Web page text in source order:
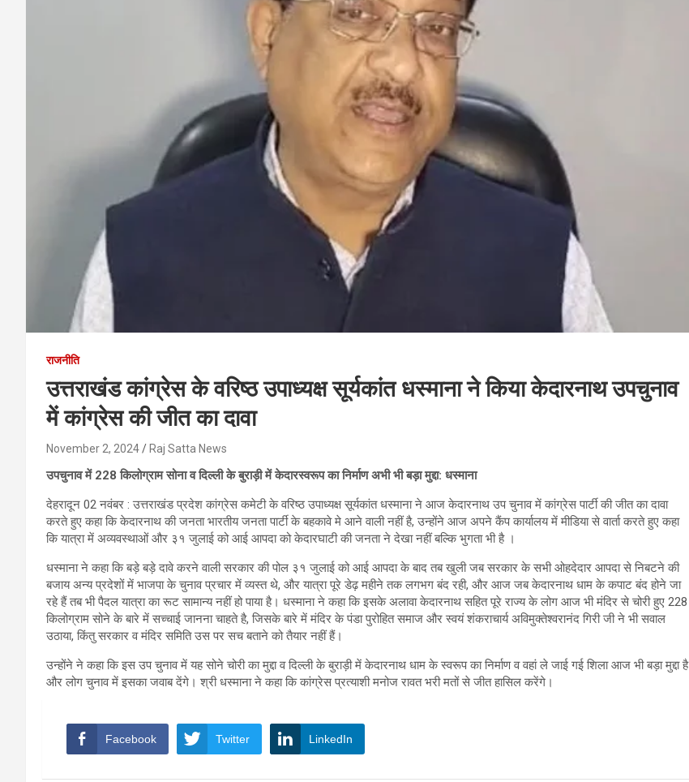
राजनीति
उत्तराखंड कांग्रेस के वरिष्ठ उपाध्यक्ष सूर्यकांत धस्माना ने किया केदारनाथ उपचुनाव
में कांग्रेस की जीत का दावा
November 2, 2024 Raj Satta News
उपचुनाव में 228 किलोग्राम सोना व दिल्ली के बुराड़ी में केदारस्वरूप का निर्माण अभी भी बड़ा मुद्दा: धस्माना
देहरादून 02 नवंबर : उत्तराखंड प्रदेश कांग्रेस कमेटी के वरिष्ठ उपाध्यक्ष सूर्यकांत धस्माना ने आज केदारनाथ उप चुनाव में कांग्रेस पार्टी की जीत का दावा
करते हुए कहा कि केदारनाथ की जनता भारतीय जनता पार्टी के बहकावे मे आने वाली नहीं है, उन्होंने आज अपने कैंप कार्यालय में मीडिया से वार्ता करते हुए कहा
कि यात्रा में अव्यवस्थाओं और ३१ जुलाई को आई आपदा को केदारघाटी की जनता ने देखा नहीं बल्कि भुगता भी है ।
धस्माना ने कहा कि बड़े बड़े दावे करने वाली सरकार की पोल ३१ जुलाई को आई आपदा के बाद तब खुली जब सरकार के सभी ओहदेदार आपदा से निबटने की
बजाय अन्य प्रदेशों में भाजपा के चुनाव प्रचार में व्यस्त थे, और यात्रा पूरे डेढ़ महीने तक लगभग बंद रही, और आज जब केदारनाथ धाम के कपाट बंद होने जा
रहे हैं तब भी पैदल यात्रा का रूट सामान्य नहीं हो पाया है। धस्माना ने कहा कि इसके अलावा केदारनाथ सहित पूरे राज्य के लोग आज भी मंदिर से चोरी हुए 228
किलोग्राम सोने के बारे में सच्चाई जानना चाहते है, जिसके बारे में मंदिर के पंडा पुरोहित समाज और स्वयं शंकराचार्य अविमुक्तेश्वरानंद गिरी जी ने भी सवाल
उठाया, किंतु सरकार व मंदिर समिति उस पर सच बताने को तैयार नहीं हैं।
उन्होंने ने कहा कि इस उप चुनाव में यह सोने चोरी का मुद्दा व दिल्ली के बुराड़ी में केदारनाथ धाम के स्वरूप का निर्माण व वहां ले जाई गई शिला आज भी बड़ा मुद्दा है
और लोग चुनाव में इसका जवाब देंगे। श्री धस्माना ने कहा कि कांग्रेस प्रत्याशी मनोज रावत भरी मतों से जीत हासिल करेंगे।
Facebook Twitter LinkedIn